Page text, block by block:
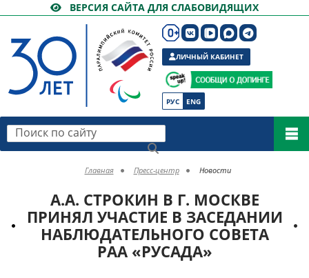
ВЕРСИЯ САЙТА ДЛЯ СЛАБОВИДЯЩИХ
РУС ENG
ЛИЧНЫЙ КАБИНЕТ
Поиск по сайту
Главная Пресс-центр Новости
А.А. СТРОКИН В Г. МОСКВЕ
ПРИНЯЛ УЧАСТИЕ В ЗАСЕДАНИИ
НАБЛЮДАТЕЛЬНОГО СОВЕТА
РАА «РУСАДА»